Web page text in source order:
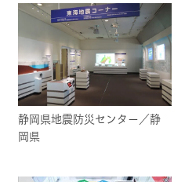
静岡県地震防災センター／静
岡県